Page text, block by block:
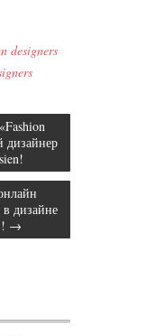
designers
дизайнер
дизайне
→